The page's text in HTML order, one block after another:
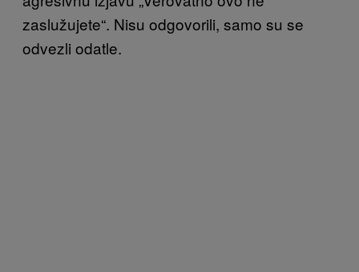
zaslužujete“. Nisu odgovorili, samo su se
odvezli odatle.